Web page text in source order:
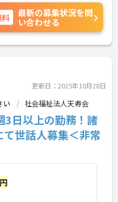
など、さら
ご相談くだ
最新の募集状況を問
い合わせる
更新日：2025年10月28日
い 社会福祉法人天寿会
3日以上の勤務！諸
世話人募集＜非常